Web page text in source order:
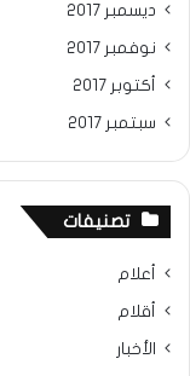
ديسمبر 2017
نوفمبر 2017
أكتوبر 2017
سبتمبر 2017
تصنيفات
أعلام
أقلام
الأخبار